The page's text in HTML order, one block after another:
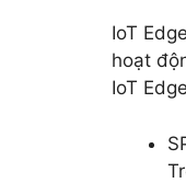
IoT
hoạt
IoT